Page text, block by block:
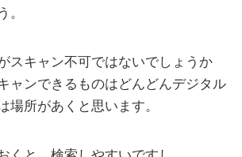
。
スキャン不可ではないでしょうか
ャンできるものはどんどんデジタル
場所があくと思います。